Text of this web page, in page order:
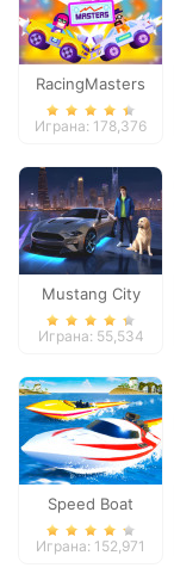
RacingMasters
Играна: 178,376
Mustang City
Driver
Играна: 55,534
Speed Boat
Extreme Racing
Играна: 152,971